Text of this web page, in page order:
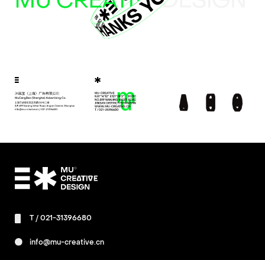
T / 021-31396680
info@mu-creative.cn